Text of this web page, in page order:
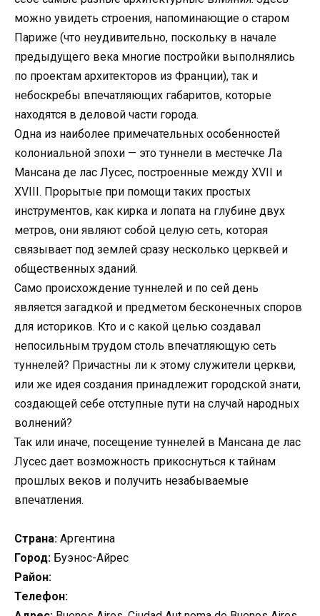
можно увидеть строения, напоминающие о старом
Париже (что неудивительно, поскольку в начале
предыдущего века многие постройки выполнялись
по проектам архитекторов из Франции), так и
небоскребы впечатляющих габаритов, которые
находятся в деловой части города.
Одна из наиболее примечательных особенностей
колониальной эпохи — это туннели в местечке Ла
Мансана де лас Лусес, построенные между XVII и
XVIII. Прорытые при помощи таких простых
инструментов, как кирка и лопата на глубине двух
метров, они являют собой целую сеть, которая
связывает под землей сразу несколько церквей и
общественных зданий.
Само происхождение туннелей и по сей день
является загадкой и предметом бесконечных споров
для историков. Кто и с какой целью создавал
непосильным трудом столь впечатляющую сеть
туннелей? Причастны ли к этому служители церкви,
или же идея создания принадлежит городской знати,
создающей себе отступные пути на случай народных
волнений?
Так или иначе, посещение туннелей в Мансана де лас
Лусес дает возможность прикоснуться к тайнам
прошлых веков и получить незабываемые
впечатления.
Страна: Аргентина
Город: Буэнос-Айрес
Район:
Телефон: